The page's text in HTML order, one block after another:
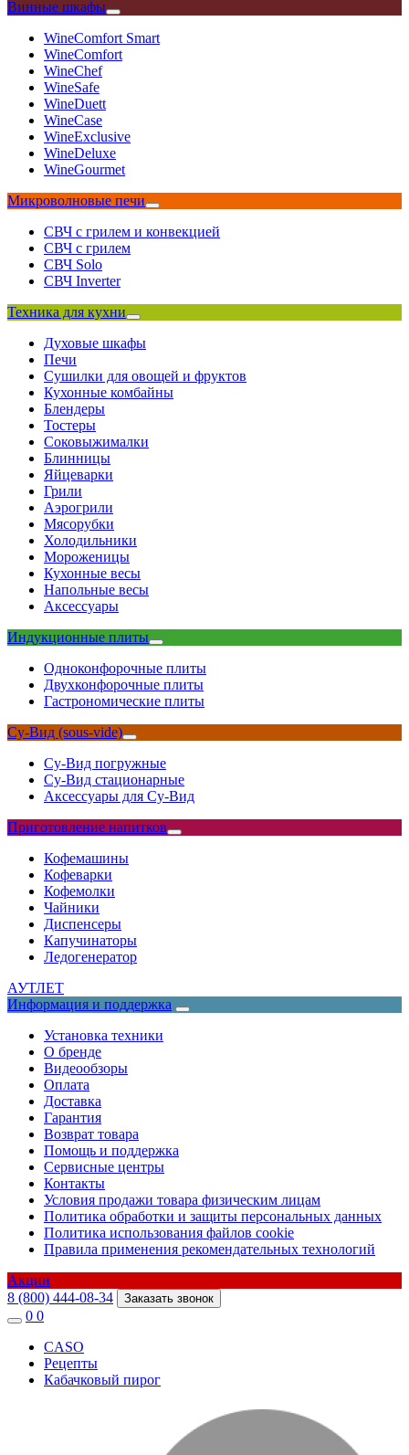
Винные шкафы
WineComfort Smart
WineComfort
WineChef
WineSafe
WineDuett
WineCase
WineExclusive
WineDeluxe
WineGourmet
Микроволновые печи
СВЧ с грилем и конвекцией
СВЧ с грилем
СВЧ Solo
СВЧ Inverter
Техника для кухни
Духовые шкафы
Печи
Сушилки для овощей и фруктов
Кухонные комбайны
Блендеры
Тостеры
Соковыжималки
Блинницы
Яйцеварки
Грили
Аэрогрили
Мясорубки
Холодильники
Мороженицы
Кухонные весы
Напольные весы
Аксессуары
Индукционные плиты
Одноконфорочные плиты
Двухконфорочные плиты
Гастрономические плиты
Су-Вид (sous-vide)
Су-Вид погружные
Су-Вид стационарные
Аксессуары для Су-Вид
Приготовление напитков
Кофемашины
Кофеварки
Кофемолки
Чайники
Диспенсеры
Капучинаторы
Ледогенератор
АУТЛЕТ
Информация и поддержка
Установка техники
О бренде
Видеообзоры
Оплата
Доставка
Гарантия
Возврат товара
Помощь и поддержка
Сервисные центры
Контакты
Условия продажи товара физическим лицам
Политика обработки и защиты персональных данных
Политика использования файлов cookie
Правила применения рекомендательных технологий
Акции
8 (800) 444-08-34
Заказать звонок
0 0
CASO
Рецепты
Кабачковый пирог